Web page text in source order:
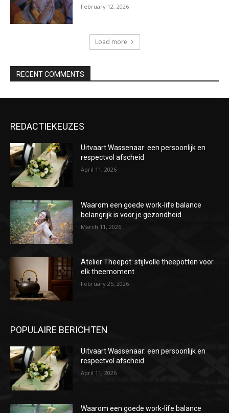
February 12, 2026
Load more
RECENT COMMENTS
REDACTIEKEUZES
Uitvaart Wassenaar: een persoonlijk en
respectvol afscheid
April 11, 2026
Waarom een goede work-life balance
belangrijk is voor je gezondheid
March 11, 2026
Atelier Theepot: stijlvolle theepotten voor
elk theemoment
February 25, 2026
POPULAIRE BERICHTEN
Uitvaart Wassenaar: een persoonlijk en
respectvol afscheid
April 11, 2026
Waarom een goede work-life balance